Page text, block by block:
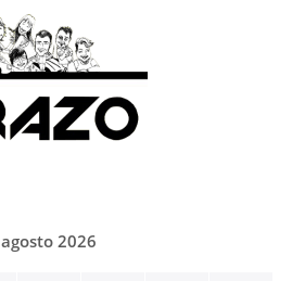
agosto 2026